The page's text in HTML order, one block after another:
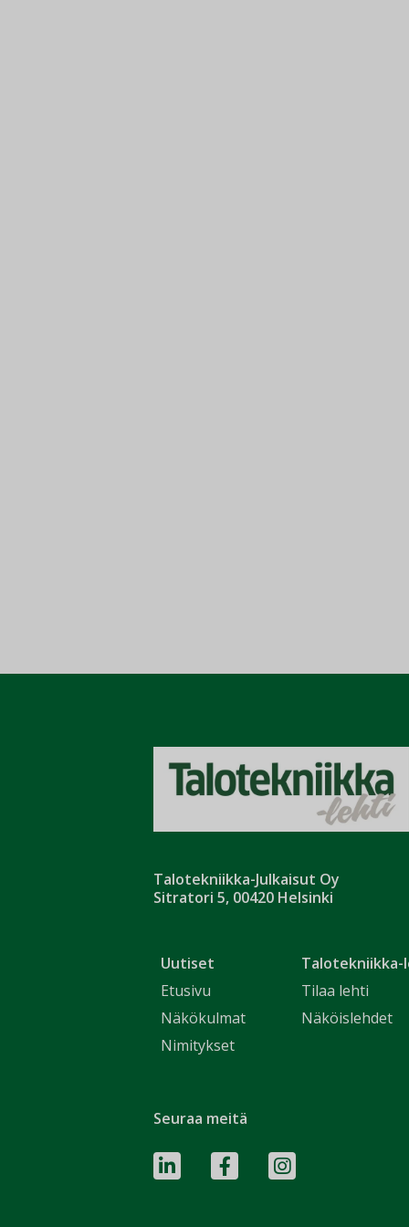
Talotekniikka-Julkaisut Oy
Sitratori 5, 00420 Helsinki
Uutiset
Etusivu
Näkökulmat
Nimitykset
Talotekniikka-
Tilaa lehti
Näköislehdet
Seuraa meitä